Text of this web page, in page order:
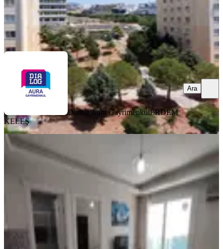
Dialog Aura GayrimenkulERDEM KELEŞ
Ara
Dialog Aura GayrimenkulERDEM
KELEŞ
Ara
YENİ
Eşyalı Doğalgazlı Klimalı Eşyal1+1
Buca, Kuruçeşme Mahallesi
1+1
07.08.2026
22.000 ₺